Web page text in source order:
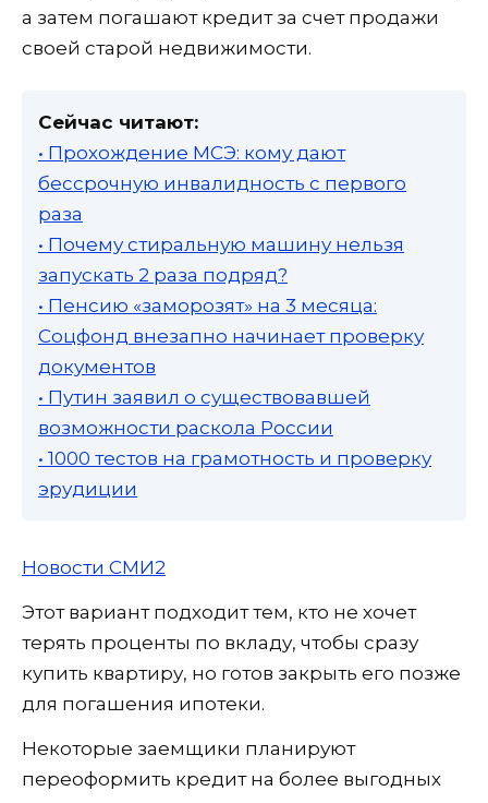
а затем погашают кредит за счет продажи
своей старой недвижимости.
Сейчас читают:
• Прохождение МСЭ: кому дают
бессрочную инвалидность с первого
раза
• Почему стиральную машину нельзя
запускать 2 раза подряд?
• Пенсию «заморозят» на 3 месяца:
Соцфонд внезапно начинает проверку
документов
• Путин заявил о существовавшей
возможности раскола России
• 1000 тестов на грамотность и проверку
эрудиции
Новости СМИ2
Этот вариант подходит тем, кто не хочет
терять проценты по вкладу, чтобы сразу
купить квартиру, но готов закрыть его позже
для погашения ипотеки.
Некоторые заемщики планируют
переоформить кредит на более выгодных